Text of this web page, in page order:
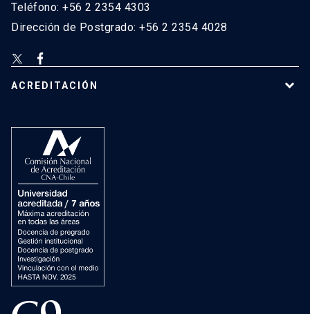
Teléfono: +56 2 2354 4303
Dirección de Postgrado: +56 2 2354 4028
ACREDITACIÓN